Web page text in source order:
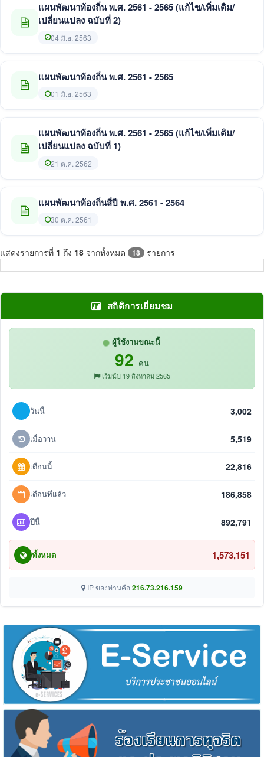
แผนพัฒนาท้องถิ่น พ.ศ. 2561 - 2565 (แก้ไข/เพิ่มเติม/
เปลี่ยนแปลง ฉบับที่ 2)
04 มิ.ย. 2563
แผนพัฒนาท้องถิ่น พ.ศ. 2561 - 2565
01 มิ.ย. 2563
แผนพัฒนาท้องถิ่น พ.ศ. 2561 - 2565 (แก้ไข/เพิ่มเติม/
เปลี่ยนแปลง ฉบับที่ 1)
21 ต.ค. 2562
แผนพัฒนาท้องถิ่นสี่ปี พ.ศ. 2561 - 2564
30 ต.ค. 2561
แสดงรายการที่ 1 ถึง 18 จากทั้งหมด 18 รายการ
สถิติการเยี่ยมชม
ผู้ใช้งานขณะนี้
92 คน
เริ่มนับ 19 สิงหาคม 2565
วันนี้ 3,002
เมื่อวาน 5,519
เดือนนี้ 22,816
เดือนที่แล้ว 186,858
ปีนี้ 892,791
ทั้งหมด 1,573,151
IP ของท่านคือ 216.73.216.159